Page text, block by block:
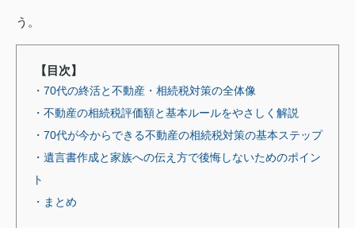
う。
【目次】
・70代の終活と不動産・相続税対策の全体像
・不動産の相続税評価額と基本ルールをやさしく解説
・70代が今からできる不動産の相続税対策の基本ステップ
・遺言書作成と家族への伝え方で後悔しないためのポイン
ト
・まとめ